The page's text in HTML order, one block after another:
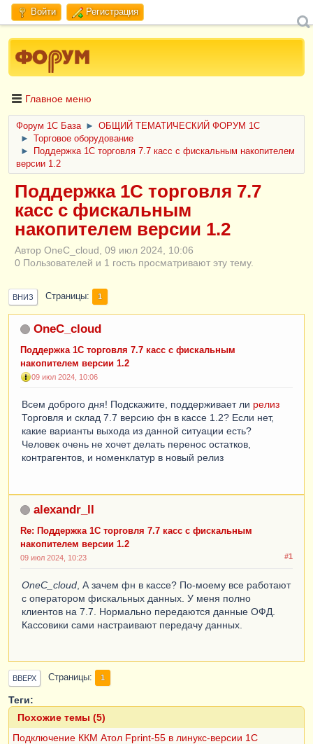
Войти Регистрация
Главное меню
Форум 1C База ►
ОБЩИЙ ТЕМАТИЧЕСКИЙ ФОРУМ 1С
►
Торговое оборудование
►
Поддержка 1С торговля 7.7 касс с фискальным накопителем
версии 1.2
Поддержка 1С торговля 7.7
касс с фискальным
накопителем версии 1.2
Автор OneC_cloud, 09 июл 2024, 10:06
0 Пользователей и 1 гость просматривают эту тему.
ВНИЗ Страницы 1
OneC_cloud
Поддержка 1С торговля 7.7 касс с фискальным
накопителем версии 1.2
09 июл 2024, 10:06
Всем доброго дня! Подскажите, поддерживает ли релиз
Торговля и склад 7.7 версию фн в кассе 1.2? Если нет,
какие варианты выхода из данной ситуации есть?
Человек очень не хочет делать перенос остатков,
контрагентов, и номенклатур в новый релиз
alexandr_ll
Re: Поддержка 1С торговля 7.7 касс с фискальным
накопителем версии 1.2
#1
09 июл 2024, 10:23
OneC_cloud , А зачем фн в кассе? По-моему все работают
с оператором фискальных данных. У меня полно
клиентов на 7.7. Нормально передаются данные ОФД.
Кассовики сами настраивают передачу данных.
ВВЕРХ Страницы 1
Теги:
Похожие темы (5)
Подключение ККМ Атол Fprint-55 в линукс-версии 1С